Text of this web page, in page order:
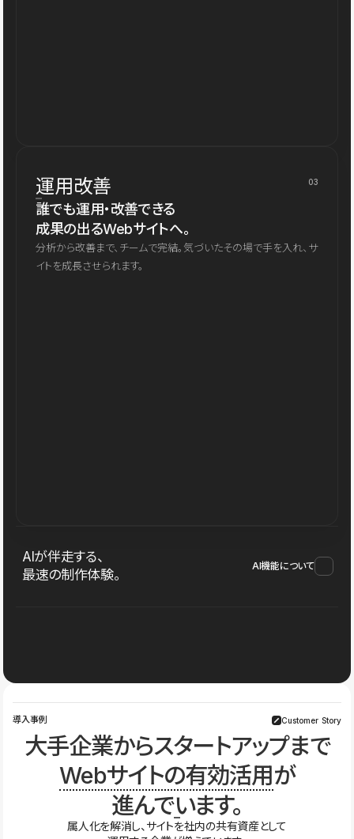
運用改善 03
誰でも運用・改善できる
成果の出るWebサイトへ。
分析から改善まで、チームで完結。気づいたその場で手を入れ、サ
イトを成長させられます。
AIが伴走する、
最速の制作体験。
AI機能について
導入事例 Customer Story
大手企業からスタートアップまで
Webサイトの有効活用が
進んでいます。
属人化を解消し、サイトを社内の共有資産として